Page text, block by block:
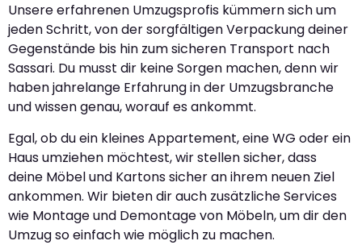
Unsere erfahrenen Umzugsprofis kümmern sich um
jeden Schritt, von der sorgfältigen Verpackung deiner
Gegenstände bis hin zum sicheren Transport nach
Sassari. Du musst dir keine Sorgen machen, denn wir
haben jahrelange Erfahrung in der Umzugsbranche
und wissen genau, worauf es ankommt.
Egal, ob du ein kleines Appartement, eine WG oder ein
Haus umziehen möchtest, wir stellen sicher, dass
deine Möbel und Kartons sicher an ihrem neuen Ziel
ankommen. Wir bieten dir auch zusätzliche Services
wie Montage und Demontage von Möbeln, um dir den
Umzug so einfach wie möglich zu machen.